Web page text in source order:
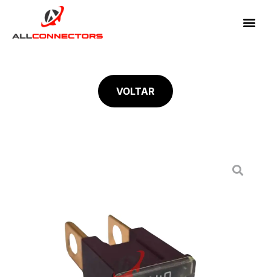
VOLTAR